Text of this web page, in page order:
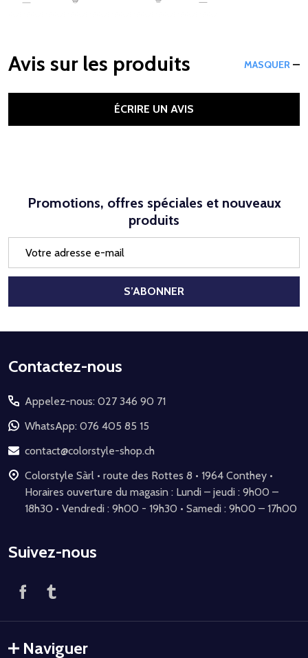
Avis sur les produits MASQUER
ÉCRIRE UN AVIS
Promotions, offres spéciales et nouveaux
produits
mail
S’ABONNER
Début
pied
de
page
Contactez-nous
Appelez-nous: 027 346 90 71
WhatsApp: 076 405 85 15
contact@colorstyle-shop.ch
Colorstyle Sàrl • route des Rottes 8 • 1964 Conthey •
Horaires ouverture du magasin : Lundi – jeudi : 9h00 –
18h30 • Vendredi : 9h00 - 19h30 • Samedi : 9h00 – 17h00
Suivez-nous
Naviguer